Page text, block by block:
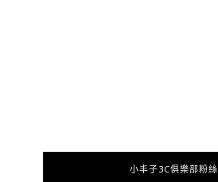
小丰子3C俱樂部粉